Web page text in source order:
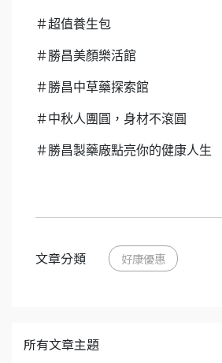
＃超值養生包
＃勝昌美顏樂活館
＃勝昌中草藥探索館
＃中秋人團圓，身材不滾圓
＃勝昌製藥廠點亮你的健康人生
文章分類 好康優惠
所有文章主題